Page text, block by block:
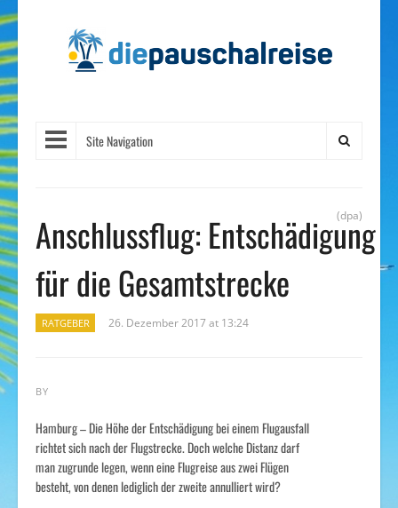
Site Navigation
Anschlussflug: Entschädigung
für die Gesamtstrecke
(dpa)
RATGEBER 26. Dezember 2017 at 13:24
BY
Hamburg – Die Höhe der Entschädigung bei einem Flugausfall
richtet sich nach der Flugstrecke. Doch welche Distanz darf
man zugrunde legen, wenn eine Flugreise aus zwei Flügen
besteht, von denen lediglich der zweite annulliert wird?